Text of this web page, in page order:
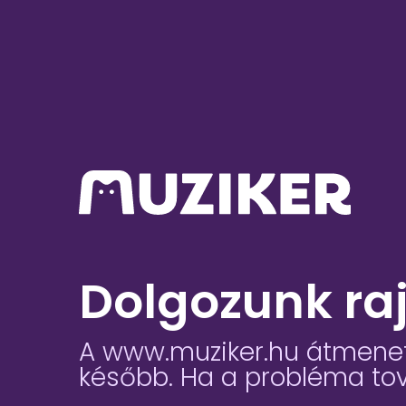
Dolgozunk
A www.muziker.hu
később. Ha a probléma